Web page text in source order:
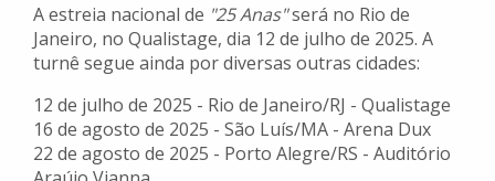
A estreia nacional de "25 Anas"será no Rio de
Janeiro, no Qualistage, dia 12 de julho de 2025. A
turnê segue ainda por diversas outras cidades:
12 de julho de 2025 - Rio de Janeiro/RJ - Qualistage
16 de agosto de 2025 - São Luís/MA - Arena Dux
22 de agosto de 2025 - Porto Alegre/RS - Auditório